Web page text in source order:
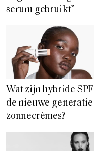
serum gebruikt”
Wat zijn hybride
de nieuwe generatie
zonnecrèmes?